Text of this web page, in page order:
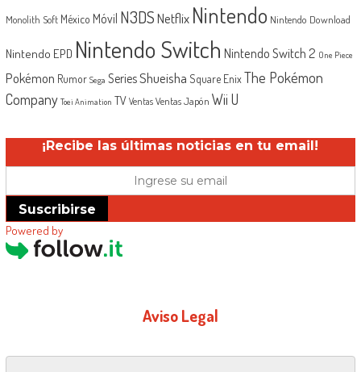
Monolith Soft México Móvil N3DSNetflix Nintendo Nintendo Download
Nintendo EPD Nintendo Switch Nintendo Switch 2 One Piece
Pokémon Rumor Sega SeriesShueisha Square EnixThe Pokémon
Company Toei Animation TV Ventas Ventas Japón Wii U
¡Recibe las últimas noticias en tu email!
Suscribirse
Powered by
Aviso Legal